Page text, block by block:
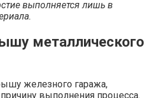
выполняется лишь в
металлического
железного гаража,
выполнения процесса.